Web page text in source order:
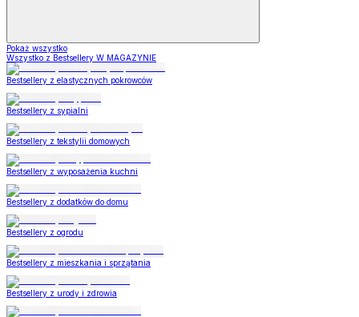
Pokaż wszystko
Wszystko z Bestsellery W MAGAZYNIE
Bestsellery z elastycznych pokrowców
Bestsellery z sypialni
Bestsellery z tekstylii domowych
Bestsellery z wyposażenia kuchni
Bestsellery z dodatków do domu
Bestsellery z ogrodu
Bestsellery z mieszkania i sprzątania
Bestsellery z urody i zdrowia